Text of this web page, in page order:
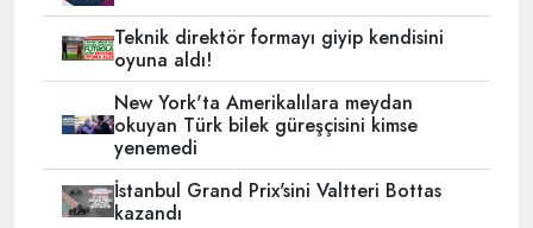
Teknik direktör formayı giyip kendisini
oyuna aldı!
New York'ta Amerikalılara meydan
okuyan Türk bilek güreşçisini kimse
yenemedi
İstanbul Grand Prix'sini Valtteri Bottas
kazandı